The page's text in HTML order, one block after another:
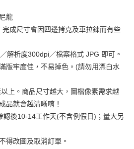
品之後才付款」的支付方式。 讓您購物簡單
需綁卡、不需儲值。
龍
成尺寸會因四邊拷克及車拉鍊而有些
解析度300dpi／檔案格式 JPG 即可。
版牢度佳，不易掉色。(請勿用漂白水
上。商品尺寸越大，圖檔像素需求越
品就會越清晰唷！
認後10-14工作天(不含例假日)；量大另
得改圖及取消訂單。